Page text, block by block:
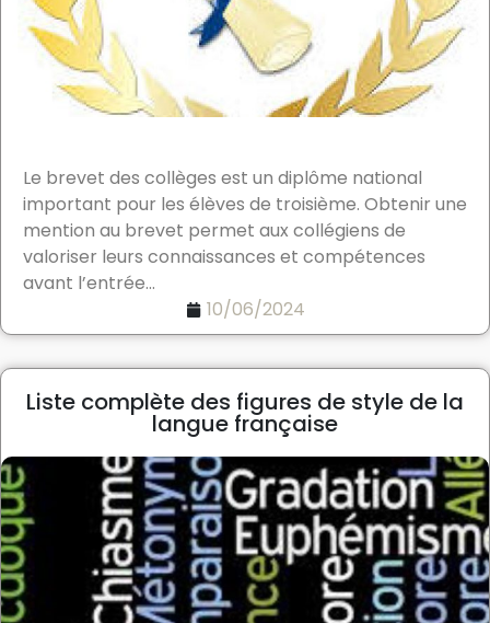
Le brevet des collèges est un diplôme national
important pour les élèves de troisième. Obtenir une
mention au brevet permet aux collégiens de
valoriser leurs connaissances et compétences
avant l’entrée...
10/06/2024
Liste complète des figures de style de la
langue française